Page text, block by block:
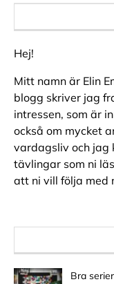
Hej!
Mitt namn är Elin
blogg skriver jag
intressen, som är
också om mycket
vardagsliv och jag
tävlingar som ni
att ni vill följa med
Bra